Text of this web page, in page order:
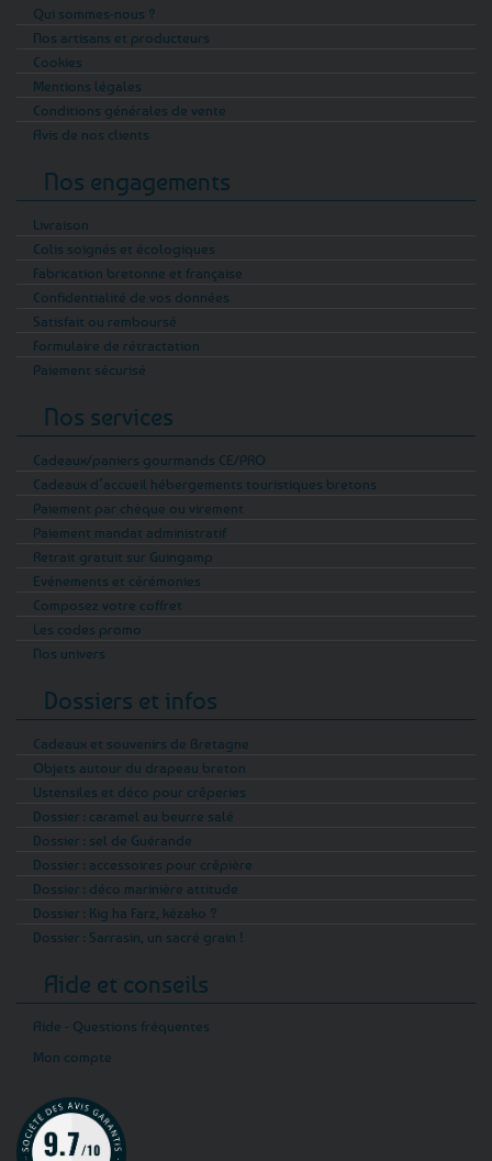
Qui sommes-nous ?
Nos artisans et producteurs
Cookies
Mentions légales
Conditions générales de vente
Avis de nos clients
Nos engagements
Livraison
Colis soignés et écologiques
Fabrication bretonne et française
Confidentialité de vos données
Satisfait ou remboursé
Formulaire de rétractation
Paiement sécurisé
Nos services
Cadeaux/paniers gourmands CE/PRO
Cadeaux d’accueil hébergements touristiques bretons
Paiement par chèque ou virement
Paiement mandat administratif
Retrait gratuit sur Guingamp
Evénements et cérémonies
Composez votre coffret
Les codes promo
Nos univers
Dossiers et infos
Cadeaux et souvenirs de Bretagne
Objets autour du drapeau breton
Ustensiles et déco pour crêperies
Dossier : caramel au beurre salé
Dossier : sel de Guérande
Dossier : accessoires pour crêpière
Dossier : déco marinière attitude
Dossier : Kig ha Farz, kézako ?
Dossier : Sarrasin, un sacré grain !
Aide et conseils
Aide - Questions fréquentes
Mon compte